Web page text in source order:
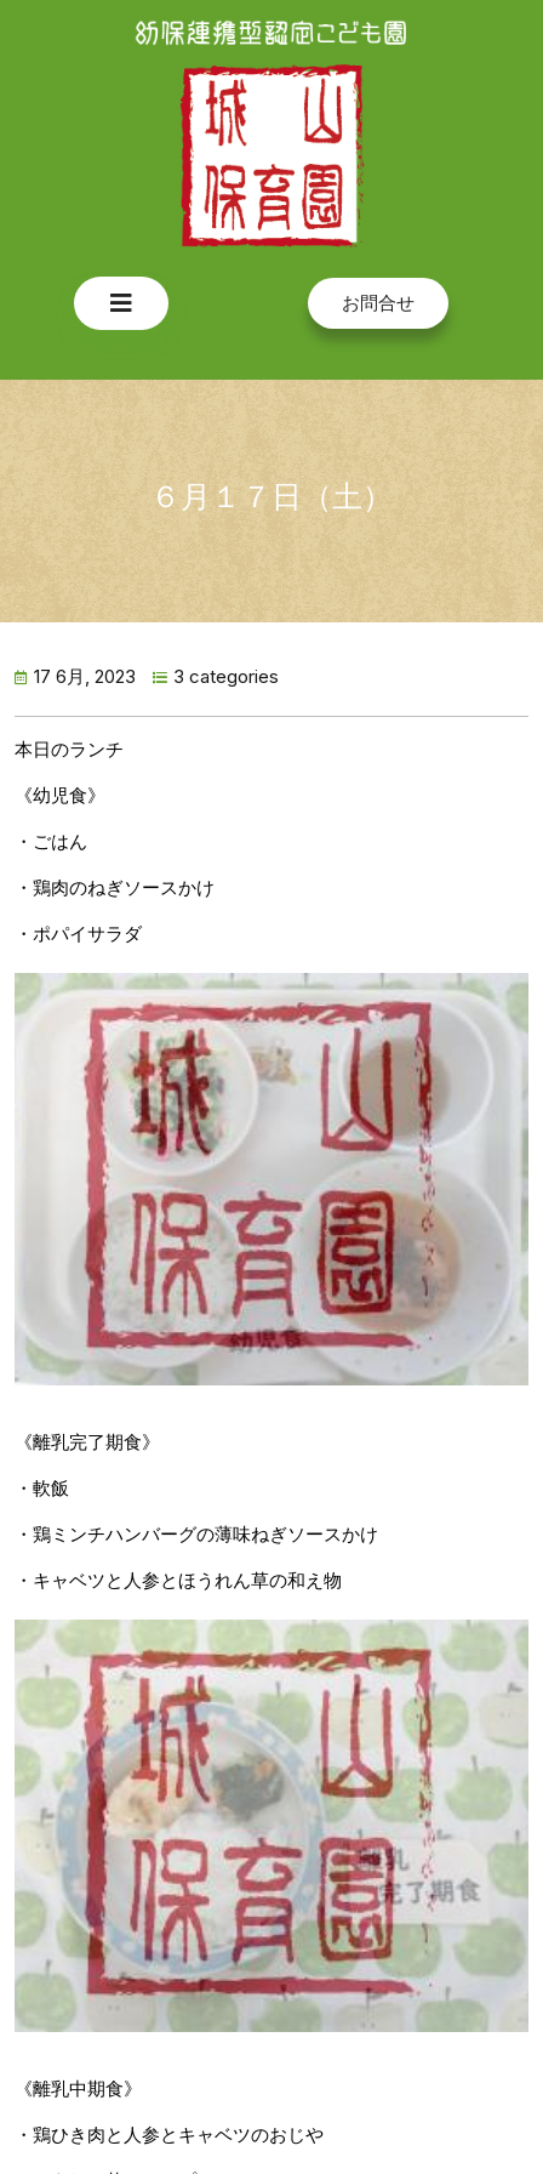
Open
お問合せ
６月１７日（土）
17 6月, 2023 3 categories
本日のランチ
《幼児食》
・ごはん
・鶏肉のねぎソースかけ
・ポパイサラダ
《離乳完了期食》
・軟飯
・鶏ミンチハンバーグの薄味ねぎソースかけ
・キャベツと人参とほうれん草の和え物
《離乳中期食》
・鶏ひき肉と人参とキャベツのおじや